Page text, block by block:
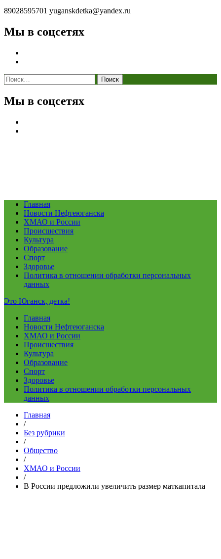
89028595701 yuganskdetka@yandex.ru
Мы в соцсетях
Найти:
Мы в соцсетях
Главная
Новости Нефтеюганска
ХМАО и России
Происшествия
Культура
Образование
Спорт
Здоровье
Политика в отношении обработки персональных
данных
Это Юганск, детка!
Главная
Новости Нефтеюганска
ХМАО и России
Происшествия
Культура
Образование
Спорт
Здоровье
Политика в отношении обработки персональных
данных
Главная
/
Без рубрики
/
Общество
/
ХМАО и России
/
В России предложили увеличить размер маткапитала